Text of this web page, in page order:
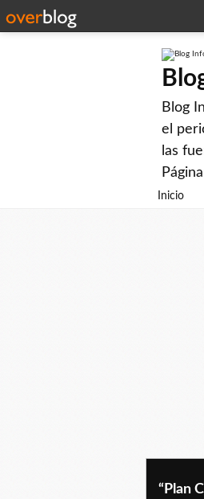
Blog
el
las
Inicio
“Plan